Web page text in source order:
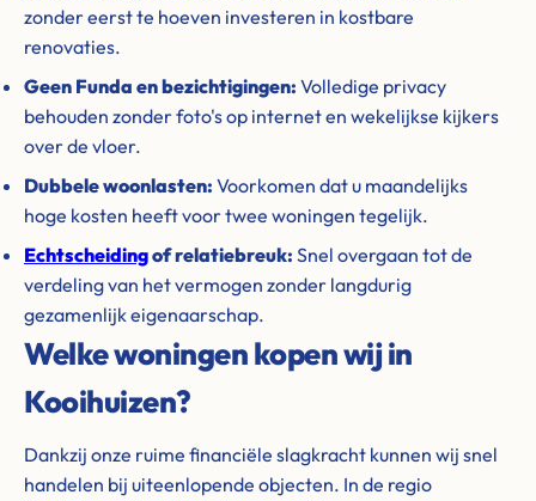
zonder eerst te hoeven investeren in kostbare
renovaties.
Geen Funda en bezichtigingen: Volledige privacy
behouden zonder foto's op internet en wekelijkse kijkers
over de vloer.
Dubbele woonlasten: Voorkomen dat u maandelijks
hoge kosten heeft voor twee woningen tegelijk.
Echtscheidingof relatiebreuk: Snel overgaan tot de
verdeling van het vermogen zonder langdurig
gezamenlijk eigenaarschap.
Welke woningen kopen wij in
Kooihuizen?
Dankzij onze ruime financiële slagkracht kunnen wij snel
handelen bij uiteenlopende objecten. In de regio